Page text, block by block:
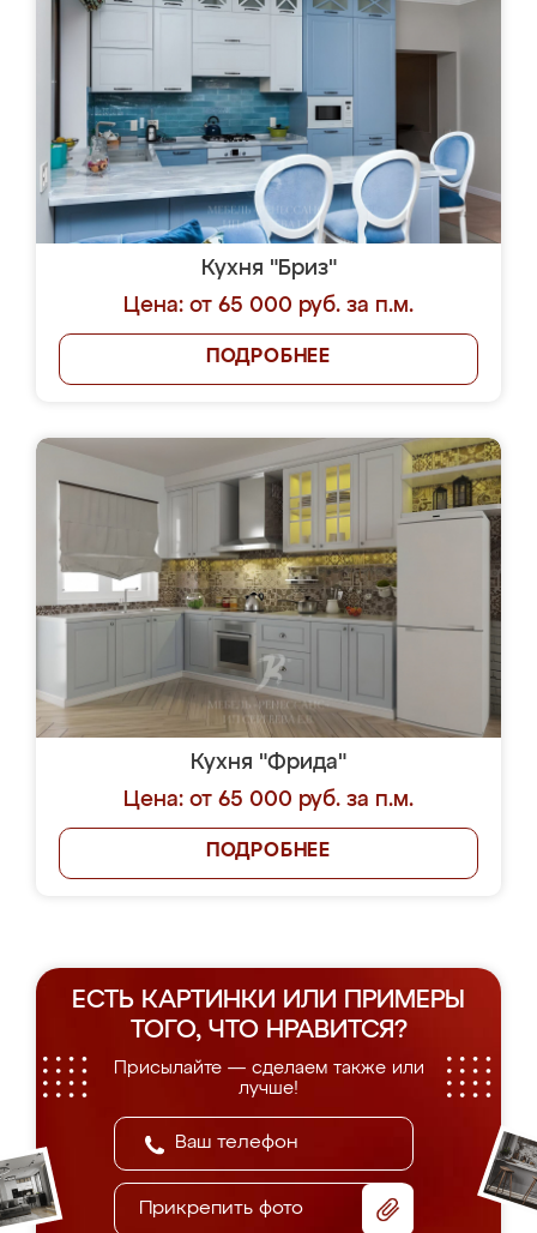
Кухня "Бриз"
Цена: от 65 000 руб. за п.м.
ПОДРОБНЕЕ
Кухня "Фрида"
Цена: от 65 000 руб. за п.м.
ПОДРОБНЕЕ
ЕСТЬ КАРТИНКИ ИЛИ ПРИМЕРЫ
ТОГО, ЧТО НРАВИТСЯ?
Присылайте — сделаем также или
лучше!
Прикрепить фото